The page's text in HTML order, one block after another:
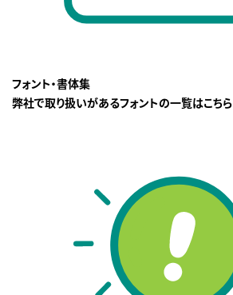
フォント・書体集
弊社で取り扱いがあるフォントの一覧はこちら